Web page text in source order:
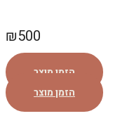
₪500
הזמן מוצר
הזמן מוצר